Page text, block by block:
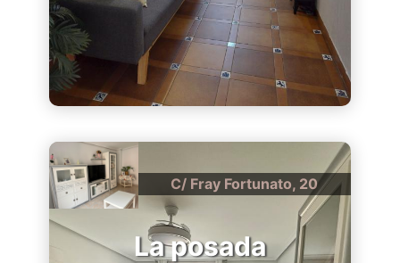
C/ Fray Fortunato, 20
La posada